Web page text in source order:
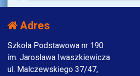
Adres
Szkoła Podstawowa nr 190
im. Jarosława Iwaszkiewicza
ul. Malczewskiego 37/47,